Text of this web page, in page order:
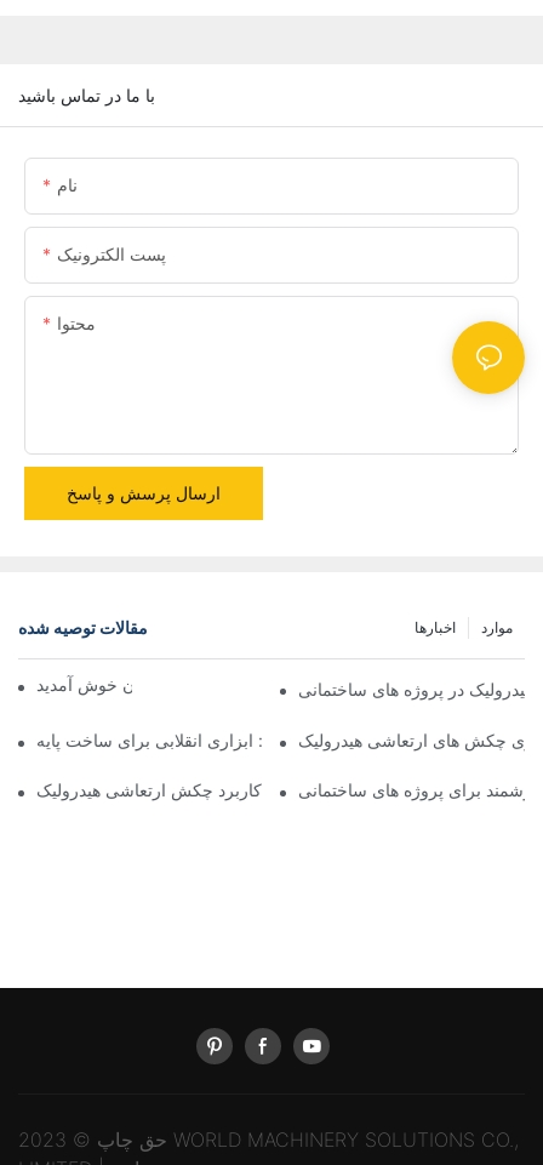
با ما در تماس باشید
نام
پست الکترونیک
محتوا
ارسال پرسش و پاسخ
مقالات توصیه شده موارد اخبارها
به ماشین جهان خوش آمدید در پروژه های ساختمانی
قدرت چکش ارتعاشی هیدرولیک: ابزاری انقلابی برای ساخت پایه
چکش های ارتعاشی هیدرولیک
بررسی کارایی و کاربرد چکش ارتعاشی هیدرولیکبرای پروژه های ساختمانی
حق چاپ © 2023 WORLD MACHINERY SOLUTIONS CO.,